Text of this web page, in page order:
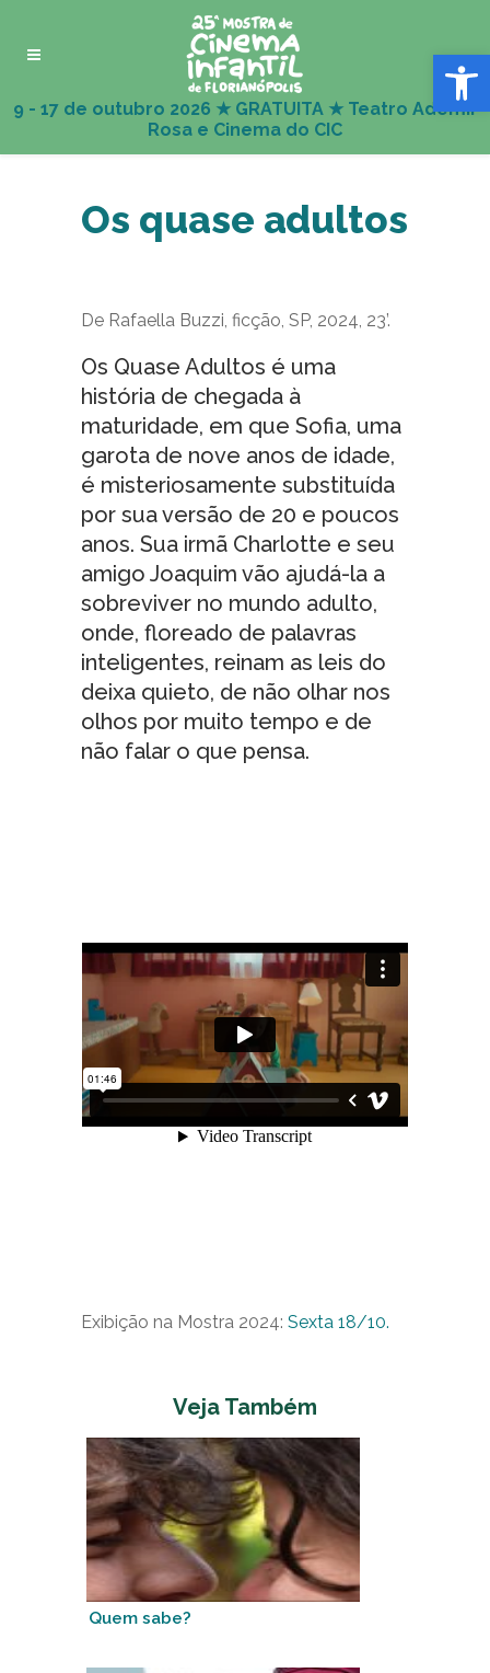
Abrir
Os quase adultos
De Rafaella Buzzi, ficção, SP, 2024, 23’.
Os Quase Adultos é uma
história de chegada à
maturidade, em que Sofia, uma
garota de nove anos de idade,
é misteriosamente substituída
por sua versão de 20 e poucos
anos. Sua irmã Charlotte e seu
amigo Joaquim vão ajudá-la a
sobreviver no mundo adulto,
onde, floreado de palavras
inteligentes, reinam as leis do
deixa quieto, de não olhar nos
olhos por muito tempo e de
não falar o que pensa.
Exibição na Mostra 2024: Sexta 18/10.
Veja Também
Quem sabe?